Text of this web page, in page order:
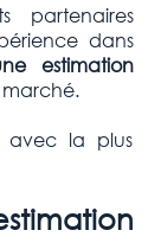
partenaires
dans
estimation
avec la plus